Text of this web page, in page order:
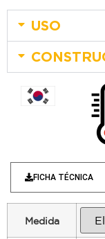
USO
FICHA TÉCNICA
Medida